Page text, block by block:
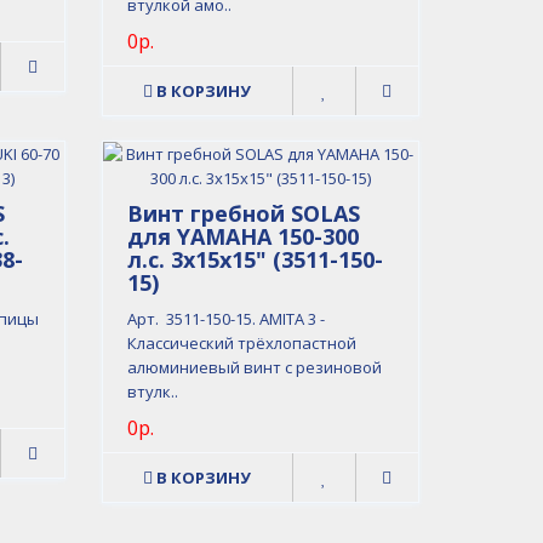
втулкой амо..
0р.
В КОРЗИНУ
Винт гребной SOLAS
для YAMAHA 150-300
л.с. 3x15x15" (3511-150-
15)
Арт. 3511-150-15. AMITA 3 -
Классический трёхлопастной
алюминиевый винт с резиновой
втулк..
0р.
В КОРЗИНУ